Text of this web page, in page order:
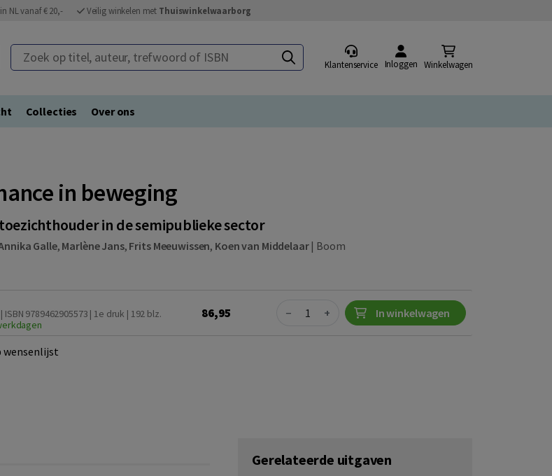
in NL vanaf € 20,- Veilig winkelen met Thuiswinkelwaarborg
Zoek op titel, auteur, trefwoord of ISBN
Klantenservice Inloggen Winkelwagen
Collecties Over ons
in beweging
in de semipublieke sector
Galle, Marlène Jans, Frits Meeuwissen, Koen van Middelaar| Boom
9789462905573 | 1e druk | 192 blz.
86,95 Quantity
− + In winkelwagen
wensenlijst
Gerelateerde uitgaven